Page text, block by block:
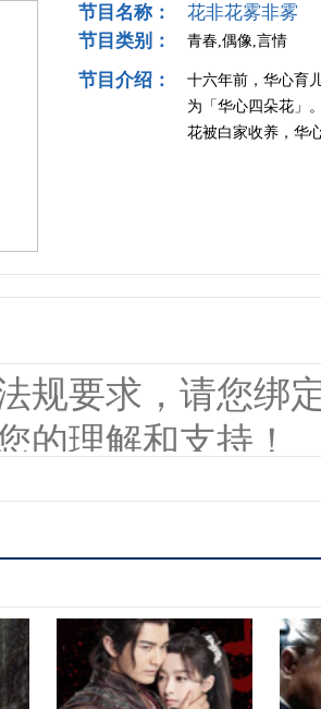
节目名称：
花非花雾非雾
节目类别：
青春,偶像,言情
节目介绍：
十六年前，华心育
为「华心四朵花」
花被白家收养，华